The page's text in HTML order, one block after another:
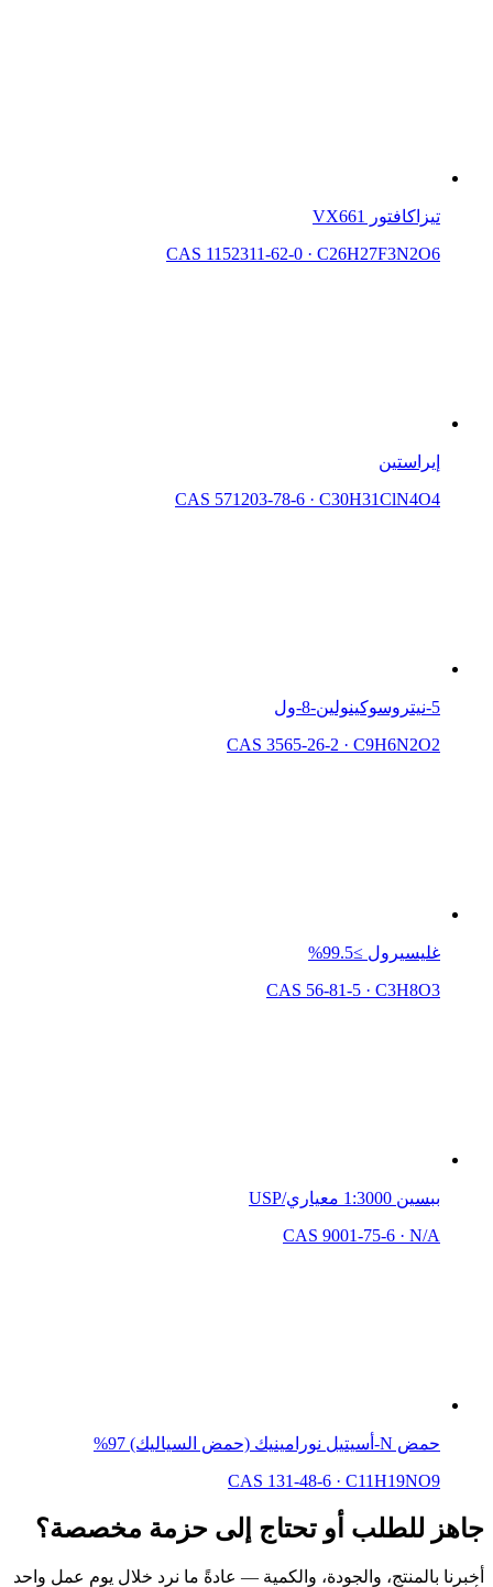
تيزاكافتور VX661
CAS 1152311-62-0 · C26H27F3N2O6
إيراستين
CAS 571203-78-6 · C30H31ClN4O4
5-نيتروسوكينولين-8-ول
CAS 3565-26-2 · C9H6N2O2
غليسيرول ≥99.5%
CAS 56-81-5 · C3H8O3
ببسين 1:3000 معياري/USP
CAS 9001-75-6 · N/A
حمض N-أسيتيل نورامينيك (حمض السياليك) 97%
CAS 131-48-6 · C11H19NO9
جاهز للطلب أو تحتاج إلى حزمة مخصصة؟
أخبرنا بالمنتج، والجودة، والكمية — عادةً ما نرد خلال يوم عمل واحد